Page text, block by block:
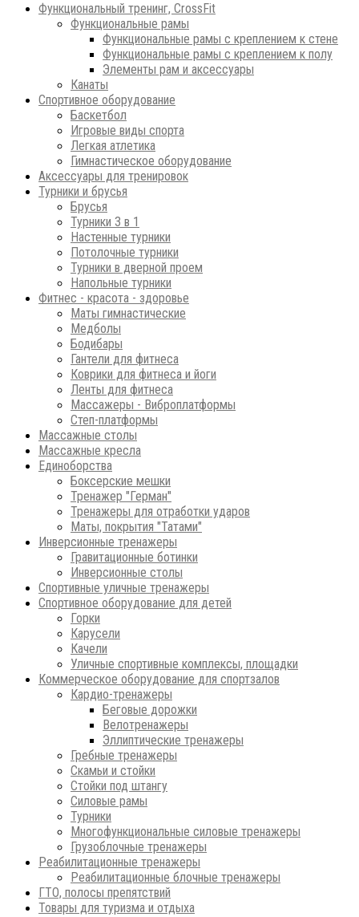
Функциональный тренинг, CrossFit
Функциональные рамы
Функциональные рамы с креплением к стене
Функциональные рамы с креплением к полу
Элементы рам и аксессуары
Канаты
Спортивное оборудование
Баскетбол
Игровые виды спорта
Легкая атлетика
Гимнастическое оборудование
Аксессуары для тренировок
Турники и брусья
Брусья
Турники 3 в 1
Настенные турники
Потолочные турники
Турники в дверной проем
Напольные турники
Фитнес - красота - здоровье
Маты гимнастические
Медболы
Бодибары
Гантели для фитнеса
Коврики для фитнеса и йоги
Ленты для фитнеса
Массажеры - Виброплатформы
Степ-платформы
Массажные столы
Массажные кресла
Единоборства
Боксерские мешки
Тренажер "Герман"
Тренажеры для отработки ударов
Маты, покрытия "Татами"
Инверсионные тренажеры
Гравитационные ботинки
Инверсионные столы
Спортивные уличные тренажеры
Спортивное оборудование для детей
Горки
Карусели
Качели
Уличные спортивные комплексы, площадки
Коммерческое оборудование для спортзалов
Кардио-тренажеры
Беговые дорожки
Велотренажеры
Эллиптические тренажеры
Гребные тренажеры
Скамьи и стойки
Стойки под штангу
Силовые рамы
Турники
Многофункциональные силовые тренажеры
Грузоблочные тренажеры
Реабилитационные тренажеры
Реабилитационные блочные тренажеры
ГТО, полосы препятствий
Товары для туризма и отдыха